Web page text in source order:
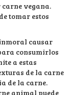
vegana.
tomar estos
causar
consumirlos
a estas
de la carne
de la carne.
animal puede